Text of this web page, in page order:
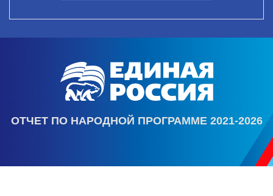
ОТЧЕТ ПО НАРОДНОЙ ПРОГРАММЕ 2021-2026